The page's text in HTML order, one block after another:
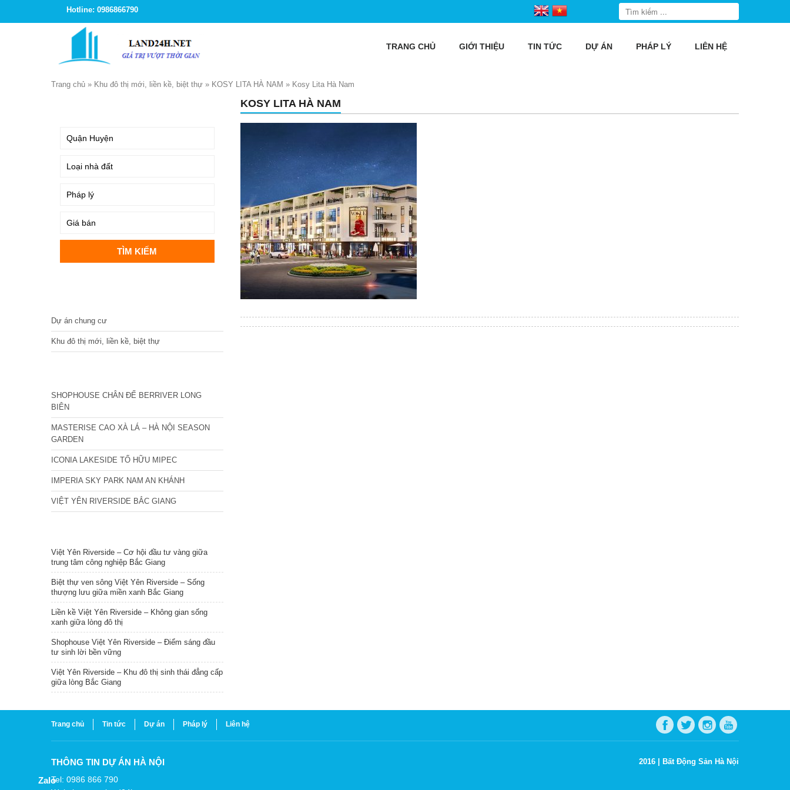
Hotline: 0986866790
TRANG CHỦ GIỚI THIỆU TIN TỨC DỰ ÁN PHÁP LÝ LIÊN HỆ
Trang chủ » Khu đô thị mới, liền kề, biệt thự » KOSY LITA HÀ NAM » Kosy Lita Hà Nam
KOSY LITA HÀ NAM
Dự án chung cư
Khu đô thị mới, liền kề, biệt thự
SHOPHOUSE CHÂN ĐẾ BERRIVER LONG
BIÊN
MASTERISE CAO XÀ LÁ – HÀ NỘI SEASON
GARDEN
ICONIA LAKESIDE TỐ HỮU MIPEC
IMPERIA SKY PARK NAM AN KHÁNH
VIỆT YÊN RIVERSIDE BẮC GIANG
Việt Yên Riverside – Cơ hội đầu tư vàng giữa
trung tâm công nghiệp Bắc Giang
Biệt thự ven sông Việt Yên Riverside – Sống
thượng lưu giữa miền xanh Bắc Giang
Liền kề Việt Yên Riverside – Không gian sống
xanh giữa lòng đô thị
Shophouse Việt Yên Riverside – Điểm sáng đầu
tư sinh lời bền vững
Việt Yên Riverside – Khu đô thị sinh thái đẳng cấp
giữa lòng Bắc Giang
Trang chủ Tin tức Dự án Pháp lý Liên hệ
THÔNG TIN DỰ ÁN HÀ NỘI
Tel: 0986 866 790
2016 | Bất Động Sản Hà Nội
Zalo